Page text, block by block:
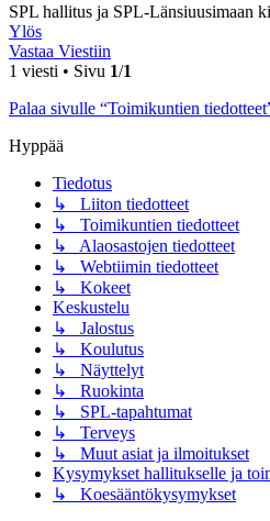
SPL hallitus ja SPL-Länsiuusimaan
Ylös
Vastaa Viestiin
1 viesti • Sivu 1/1
Palaa sivulle “Toimikuntien
Hyppää
Tiedotus
↳ Liiton tiedotteet
↳ Toimikuntien tiedotteet
↳ Alaosastojen tiedotteet
↳ Webtiimin tiedotteet
↳ Kokeet
Keskustelu
↳ Jalostus
↳ Koulutus
↳ Näyttelyt
↳ Ruokinta
↳ SPL-tapahtumat
↳ Terveys
↳ Muut asiat ja ilmoitukset
Kysymykset hallitukselle ja
↳ Koesääntökysymykset